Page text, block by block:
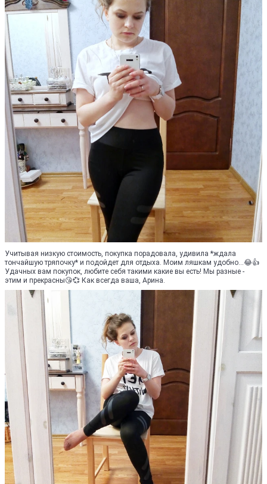
Учитывая низкую стоимость, покупка порадовала, удивила *ждала
тончайшую тряпочку* и подойдет для отдыха. Моим ляшкам удобно...😂👍
Удачных вам покупок, любите себя такими какие вы есть! Мы разные -
этим и прекрасны😘💞 Как всегда ваша, Арина.